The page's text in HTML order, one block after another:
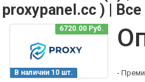
proxypanel.cc ) |
В наличии 10 шт.
6720.00 Руб.
-